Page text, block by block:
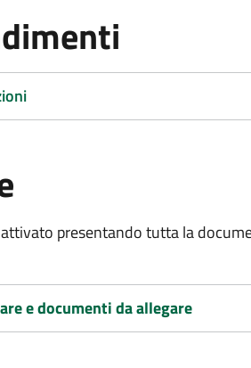
presentando tutta la
e documenti da allegare